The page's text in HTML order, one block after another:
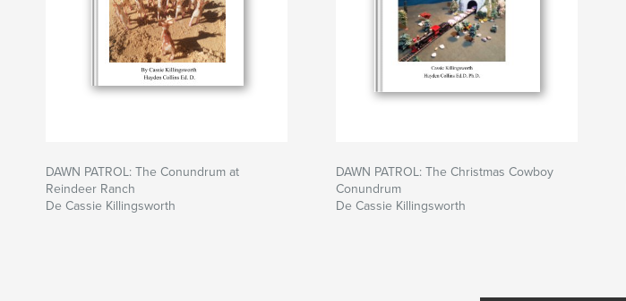
DAWN PATROL: The Conundrum at
Reindeer Ranch
De Cassie Killingsworth
DAWN PATROL: The Christmas Cowboy
Conundrum
De Cassie Killingsworth